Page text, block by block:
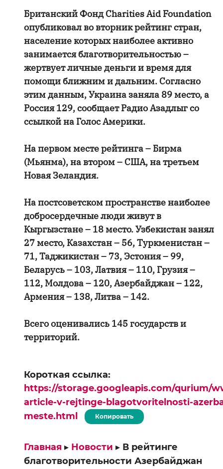
Британский Фонд Charities Aid Foundation
опубликовал во вторник рейтинг стран,
население которых наиболее активно
занимается благотворительностью –
жертвует личные деньги и время для
помощи ближним и дальним. Согласно
этим данным, Украина заняла 89 место, а
Россия 129, сообщает Радио Азадлыг со
ссылкой на Голос Америки.
На первом месте рейтинга – Бирма
(Мьянма), на втором – США, на третьем
Новая Зеландия.
На постсоветском пространстве наиболее
добросердечные люди живут в
Кыргызстане – 18 место. Узбекистан занял
27 место, Казахстан – 56, Туркменистан –
71, Таджикистан – 73, Эстония – 99,
Беларусь – 103, Латвия – 110, Грузия –
112, Молдова – 120, Азербайджан – 122,
Армения – 138, Литва – 142.
Всего оценивались 145 государств и
территорий.
Короткая ссылка:
https://storage.googleapis.com/qurium/
article-v-rejtinge-blagotvoritelnosti-
meste.html
Копировать
Главная ▸ Новости ▸ В рейтинге
благотворительности Азербайджан